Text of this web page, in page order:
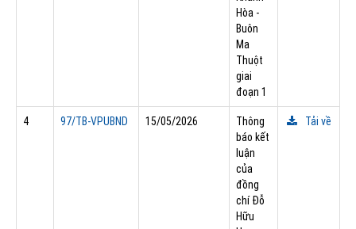
Hòa -
Buôn
Ma
Thuột
giai
đoạn 1
4 97/TB-VPUBND 15/05/2026
Thông
báo kết
luận
của
đồng
chí Đỗ
Hữu
Tải về